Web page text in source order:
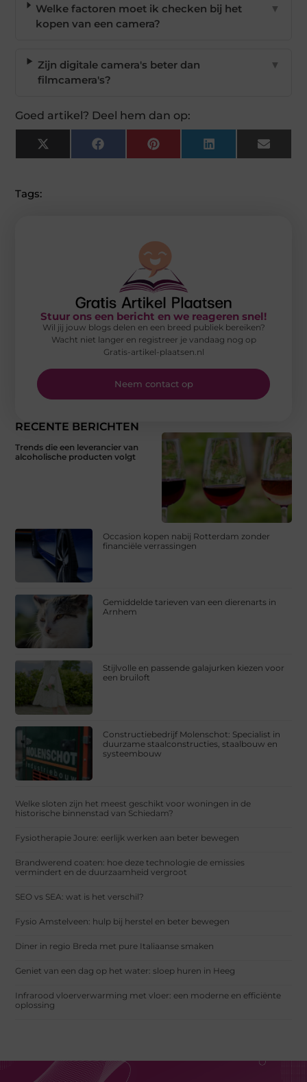
Welke factoren moet ik checken bij het
kopen van een camera?
▼
Zijn digitale camera's beter dan
filmcamera's?
▼
Goed artikel? Deel hem dan op:
X
(Twitter)
FacebookPinterest LinkedIn Email
Tags:
RECENTE BERICHTEN
Trends die een leverancier van
alcoholische producten volgt
Occasion kopen nabij Rotterdam zonder
financiële verrassingen
Gemiddelde tarieven van een dierenarts in
Arnhem
Stijlvolle en passende galajurken kiezen voor
een bruiloft
Constructiebedrijf Molenschot: Specialist in
duurzame staalconstructies, staalbouw en
systeembouw
Welke sloten zijn het meest geschikt voor woningen in de
historische binnenstad van Schiedam?
Fysiotherapie Joure: eerlijk werken aan beter bewegen
Brandwerend coaten: hoe deze technologie de emissies
vermindert en de duurzaamheid vergroot
SEO vs SEA: wat is het verschil?
Fysio Amstelveen: hulp bij herstel en beter bewegen
Diner in regio Breda met pure Italiaanse smaken
Geniet van een dag op het water: sloep huren in Heeg
Infrarood vloerverwarming met vloer: een moderne en efficiënte
oplossing
Stuur ons een bericht en we reageren snel!
Wil jij jouw blogs delen en een breed publiek bereiken?
Wacht niet langer en registreer je vandaag nog op
Gratis-artikel-plaatsen.nl
Neem contact op